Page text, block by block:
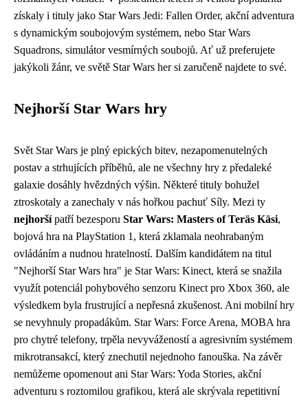
získaly i tituly jako Star Wars Jedi: Fallen Order, akční adventura
s dynamickým soubojovým systémem, nebo Star Wars
Squadrons, simulátor vesmírných soubojů. Ať už preferujete
jakýkoli žánr, ve světě Star Wars her si zaručeně najdete to své.
Nejhorší Star Wars hry
Svět Star Wars je plný epických bitev, nezapomenutelných
postav a strhujících příběhů, ale ne všechny hry z předaleké
galaxie dosáhly hvězdných výšin. Některé tituly bohužel
ztroskotaly a zanechaly v nás hořkou pachuť Síly. Mezi ty
nejhoršípatří bezesporu Star Wars: Masters of Teräs Käsi,
bojová hra na PlayStation 1, která zklamala neohrabaným
ovládáním a nudnou hratelností. Dalším kandidátem na titul
"Nejhorší Star Wars hra" je Star Wars: Kinect, která se snažila
využít potenciál pohybového senzoru Kinect pro Xbox 360, ale
výsledkem byla frustrující a nepřesná zkušenost. Ani mobilní hry
se nevyhnuly propadákům. Star Wars: Force Arena, MOBA hra
pro chytré telefony, trpěla nevyvážeností a agresivním systémem
mikrotransakcí, který znechutil nejednoho fanouška. Na závěr
nemůžeme opomenout ani Star Wars: Yoda Stories, akční
adventuru s roztomilou grafikou, která ale skrývala repetitivní